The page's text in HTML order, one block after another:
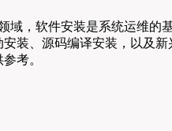
域，软件安装是系统运维的
装、源码编译安装，以及新
考。